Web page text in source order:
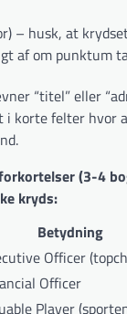
– husk, at
af om punktum
“titel” eller
korte felter hvor
(3-4
kryds:
Betydning
Officer
Officer
Player